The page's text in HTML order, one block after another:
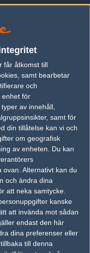
får åtkomst till
samt bearbetar
och
enhet för
av innehåll,
samt för
din tillåtelse kan vi och
om geografisk
av enheten. Du kan
ovan. Alternativt kan du
och ändra dina
att neka samtycke.
kanske
att invända mot sådan
endast den här
dina preferenser eller
till denna